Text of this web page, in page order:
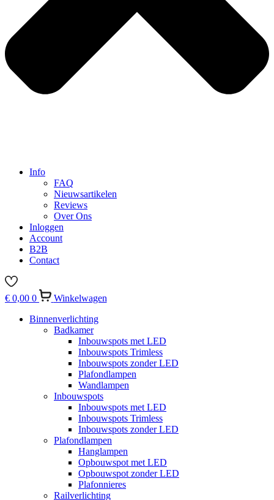
Info
FAQ
Nieuwsartikelen
Reviews
Over Ons
Inloggen
Account
B2B
Contact
€ 0,00 0
Winkelwagen
Binnenverlichting
Badkamer
Inbouwspots met LED
Inbouwspots Trimless
Inbouwspots zonder LED
Plafondlampen
Wandlampen
Inbouwspots
Inbouwspots met LED
Inbouwspots Trimless
Inbouwspots zonder LED
Plafondlampen
Hanglampen
Opbouwspot met LED
Opbouwspot zonder LED
Plafonnieres
Railverlichting